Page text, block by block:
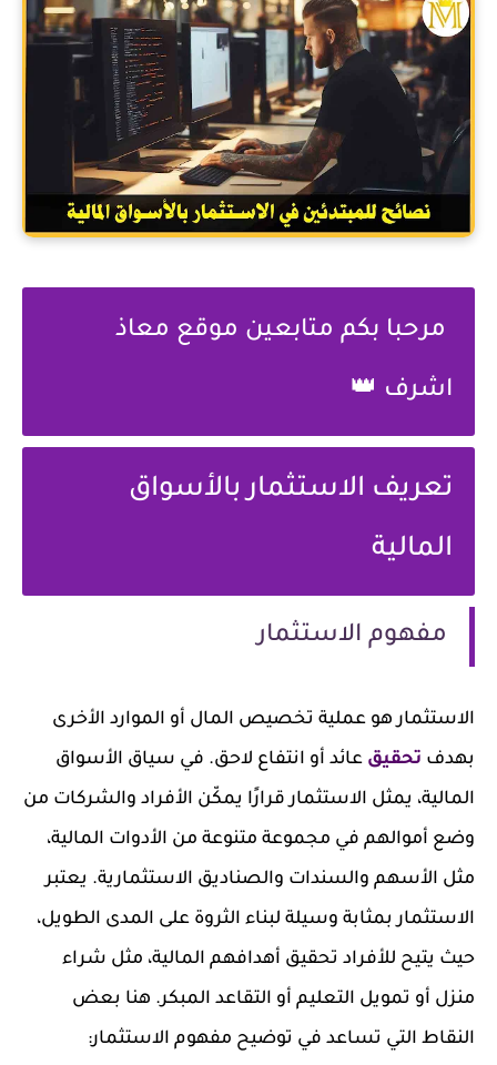
مرحبا بكم متابعين موقع معاذ
اشرف 👑
تعريف الاستثمار بالأسواق
المالية
مفهوم الاستثمار
الاستثمار هو عملية تخصيص المال أو الموارد الأخرى
بهدف تحقيق عائد أو انتفاع لاحق. في سياق الأسواق
المالية، يمثل الاستثمار قرارًا يمكّن الأفراد والشركات من
وضع أموالهم في مجموعة متنوعة من الأدوات المالية،
مثل الأسهم والسندات والصناديق الاستثمارية. يعتبر
الاستثمار بمثابة وسيلة لبناء الثروة على المدى الطويل،
حيث يتيح للأفراد تحقيق أهدافهم المالية، مثل شراء
منزل أو تمويل التعليم أو التقاعد المبكر. هنا بعض
النقاط التي تساعد في توضيح مفهوم الاستثمار: